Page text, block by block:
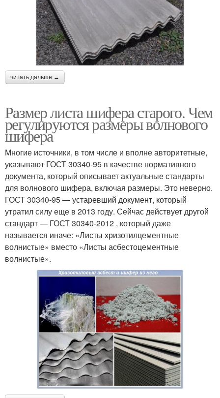
читать дальше →
Размер листа шифера старого. Чем
регулируются размеры волнового
шифера
Многие источники, в том числе и вполне авторитетные,
указывают ГОСТ 30340-95 в качестве нормативного
документа, который описывает актуальные стандарты
для волнового шифера, включая размеры. Это неверно.
ГОСТ 30340-95 — устаревший документ, который
утратил силу еще в 2013 году. Сейчас действует другой
стандарт — ГОСТ 30340-2012 , который даже
называется иначе: «Листы хризотилцементные
волнистые» вместо «Листы асбестоцементные
волнистые».